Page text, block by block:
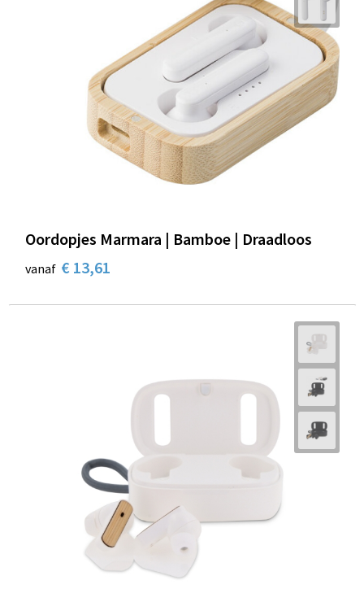
Oordopjes Marmara | Bamboe | Draadloos
vanaf € 13,61